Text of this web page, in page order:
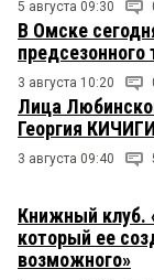
5 августа 09:30
В Омске
3 августа 10:20
Лица
Георгия
3 августа 09:40
Книжный клуб.
который ее
возможного»